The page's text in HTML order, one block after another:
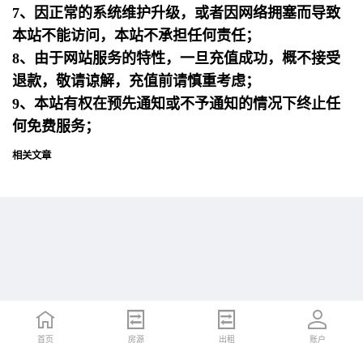
7、因正常的系统维护升级，或者因网络拥塞而导致
本站不能访问，本站不承担任何责任；
8、由于网站服务的特性，一旦充值成功，概不接受
退款，敬请谅解，充值前请慎重考虑；
9、本站有权在预先通知或不予通知的情况下终止任
何免费服务；
相关文章
首页 招聘 简历 账户
首页 房源 出租 账户